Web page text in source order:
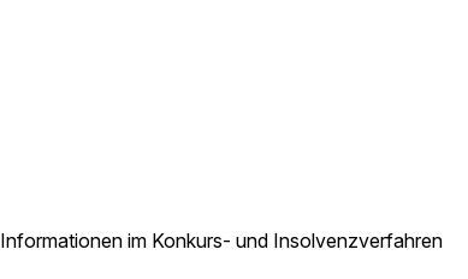
im Konkurs- und Insolvenzverfahren